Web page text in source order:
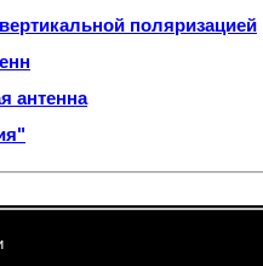
поляризацией
антенна